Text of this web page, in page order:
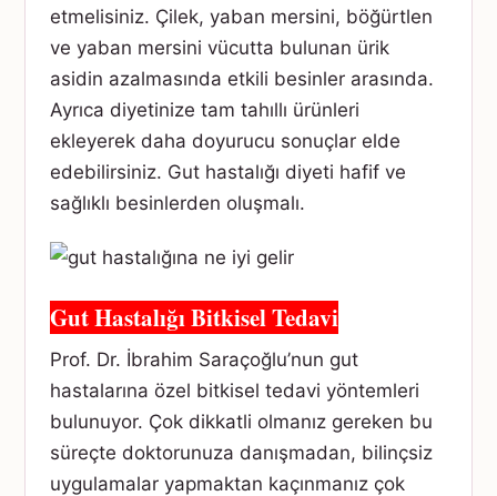
etmelisiniz. Çilek, yaban mersini, böğürtlen
ve yaban mersini vücutta bulunan ürik
asidin azalmasında etkili besinler arasında.
Ayrıca diyetinize tam tahıllı ürünleri
ekleyerek daha doyurucu sonuçlar elde
edebilirsiniz. Gut hastalığı diyeti hafif ve
sağlıklı besinlerden oluşmalı.
Gut Hastalığı Bitkisel Tedavi
Prof. Dr. İbrahim Saraçoğlu’nun gut
hastalarına özel bitkisel tedavi yöntemleri
bulunuyor. Çok dikkatli olmanız gereken bu
süreçte doktorunuza danışmadan, bilinçsiz
uygulamalar yapmaktan kaçınmanız çok